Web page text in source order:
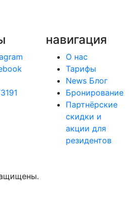
навигация
О нас
Тарифы
News Блог
Бронирование
Партнёрские
скидки и
акции для
резидентов